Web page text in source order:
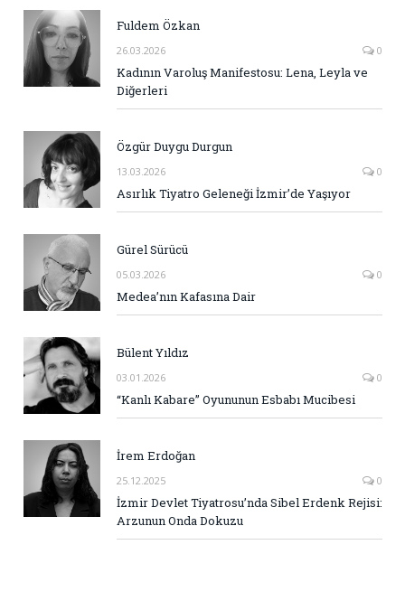
Fuldem Özkan
26.03.2026 0
Kadının Varoluş Manifestosu: Lena, Leyla ve
Diğerleri
Özgür Duygu Durgun
13.03.2026 0
Asırlık Tiyatro Geleneği İzmir’de Yaşıyor
Gürel Sürücü
05.03.2026 0
Medea’nın Kafasına Dair
Bülent Yıldız
03.01.2026 0
“Kanlı Kabare” Oyununun Esbabı Mucibesi
İrem Erdoğan
25.12.2025 0
İzmir Devlet Tiyatrosu’nda Sibel Erdenk Rejisi:
Arzunun Onda Dokuzu